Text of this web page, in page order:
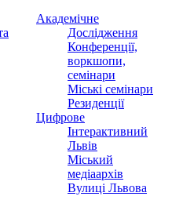
Академічне
Дослідження
Конференції,
воркшопи,
семінари
Міські семінари
Резиденції
Цифрове
Інтерактивний
Львів
Міський
медіаархів
Вулиці Львова